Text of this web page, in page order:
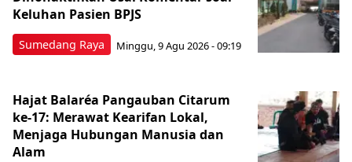
Sumedang Raya
Keluhan Pasien BPJS
Minggu, 9 Agu 2026 - 09:19
Hajat Balaréa Pangauban Citarum
ke-17: Merawat Kearifan Lokal,
Menjaga Hubungan Manusia dan
Alam